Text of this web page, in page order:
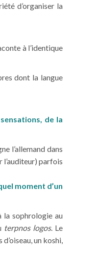
d’organiser la
à l’identique
dont la langue
de la
l’allemand dans
l’auditeur) parfois
moment d’un
la sophrologie au
terpnos logos. Le
un koshi,